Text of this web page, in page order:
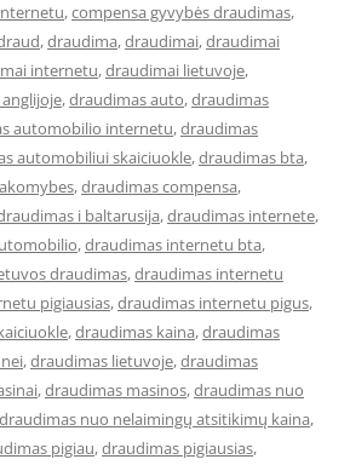
,compensa gyvybės draudimas,
,draudima,draudimai,draudimai
internetu,draudimai lietuvoje,
,draudimas auto,draudimas
automobilio internetu,draudimas
automobiliui skaiciuokle,draudimas bta,
,draudimas compensa,
i baltarusija,draudimas internete,
,draudimas internetu bta,
draudimas,draudimas internetu
pigiausias,draudimas internetu pigus,
,draudimas kaina,draudimas
,draudimas lietuvoje,draudimas
,draudimas masinos,draudimas nuo
draudimas nuo nelaimingų atsitikimų kaina,
pigiau,draudimas pigiausias,